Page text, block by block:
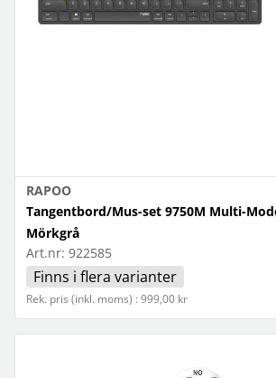
RAPOO
Tangentbord/Mus-set 9750M Multi-
Mörkgrå
Art.nr: 922585
Finns i flera varianter
Rek. pris (inkl. moms) : 999,00 kr